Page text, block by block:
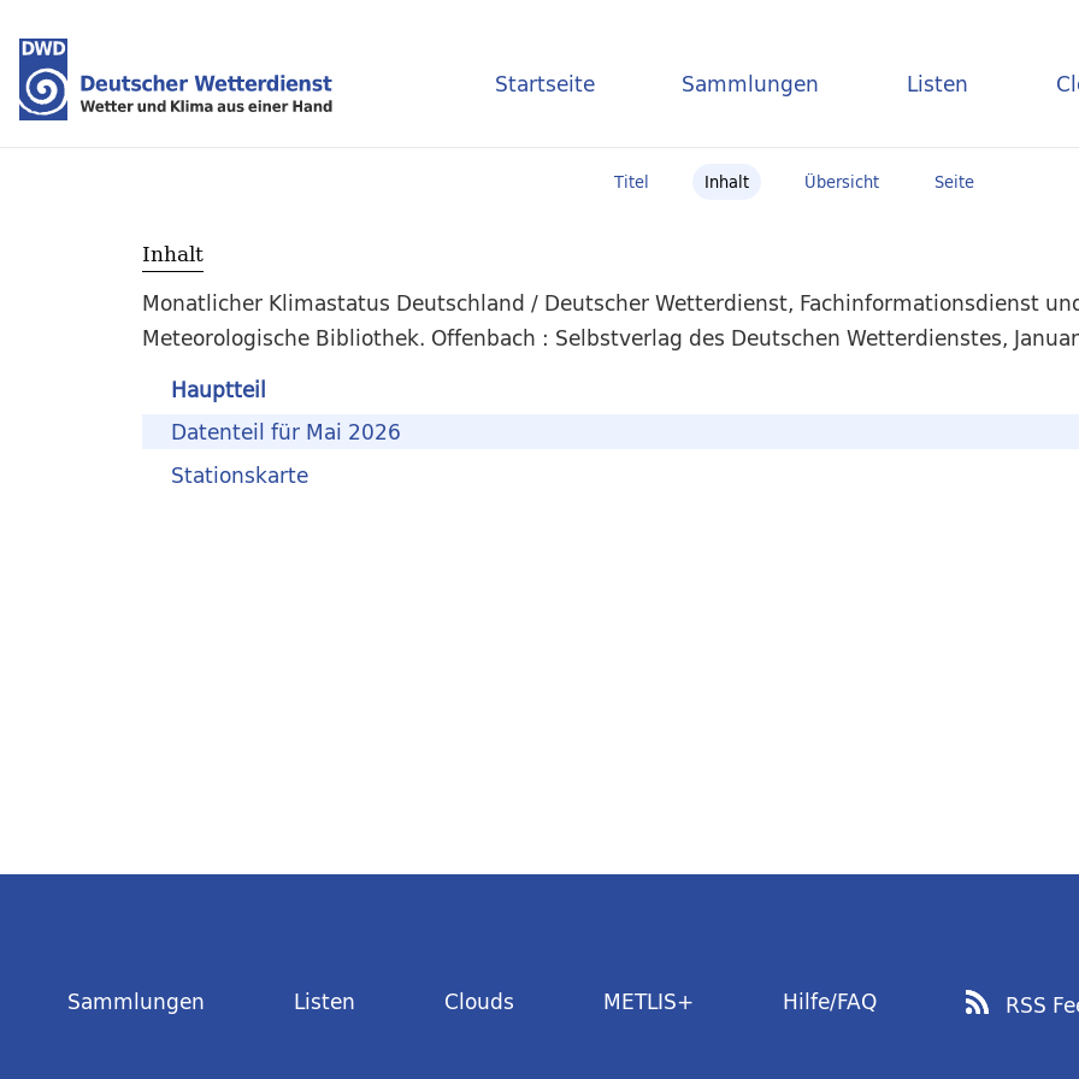
Startseite Sammlungen Listen
Titel Inhalt Übersicht Seite
Inhalt
Monatlicher Klimastatus Deutschland / Deutscher Wetterdienst, Fachinformationsdienst
Meteorologische Bibliothek. Offenbach : Selbstverlag des Deutschen Wetterdienstes,
Hauptteil
Datenteil für Mai 2026
Stationskarte
Sammlungen Listen Clouds METLIS+ Hilfe/FAQ RSS